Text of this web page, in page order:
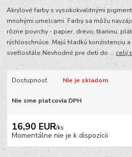
Akrylové farby s vysokokvalitnými
mnohými umelcami. Farby sa môžu
rôzne povrchy - papier, drevo, tkaninu,
rýchloschnúce. Majú hladkú konzistenciu
svetlostále.Nevhodné pre deti do ... celý
Dostupnosť Nie je skladom
Nie sme platcovia DPH
16,90 EUR/ks
Momentálne nie je k dispozícii